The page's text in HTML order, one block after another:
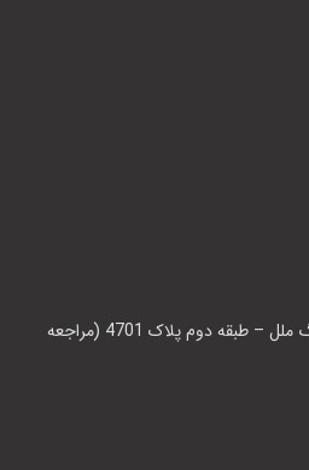
مشهد، بزرگراه بابانظر – بازار بزرگ ملل – طبقه دوم پلاک 4701 (مراجعه